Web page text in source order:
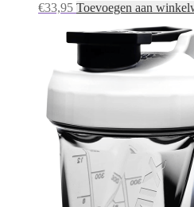
€33,95 Toevoegen aan